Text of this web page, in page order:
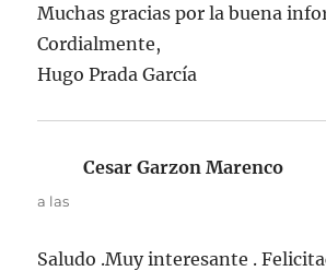
Muchas gracias por la buena
Cordialmente,
Hugo Prada García
Cesar Garzon Marenco
a las
Saludo .Muy interesante .